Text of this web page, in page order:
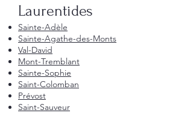
Laurentides
Sainte-Adèle
Sainte-Agathe-des-Monts
Val-David
Mont-Tremblant
Sainte-Sophie
Saint-Colomban
Prévost
Saint-Sauveur